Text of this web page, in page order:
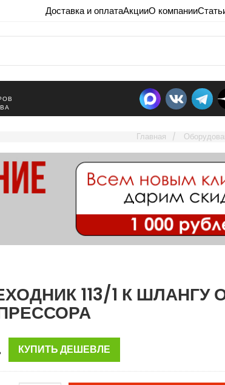
Доставка и оплатаАкцииО компании
Главная
113/1 К ШЛАНГУ
КУПИТЬ ДЕШЕВЛЕ